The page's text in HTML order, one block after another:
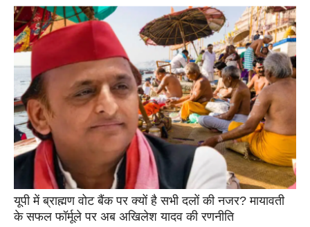
यूपी में ब्राह्मण वोट बैंक पर क्यों है सभी दलों की नजर? मायावती
के सफल फॉर्मूले पर अब अखिलेश यादव की रणनीति